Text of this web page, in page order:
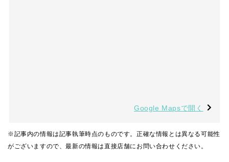
Google Mapsで開く
※記事内の情報は記事執筆時点のものです。正確な情報とは異なる可能性
がございますので、最新の情報は直接店舗にお問い合わせください。